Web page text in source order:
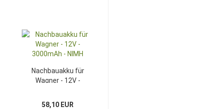
Nachbauakku für
Wagner - 12V -
58,10 EUR